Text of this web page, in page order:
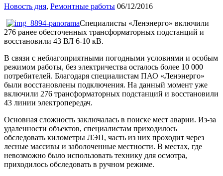
Новость дня, Ремонтные работы 06/12/2016
Специалисты «Ленэнерго» включили
276 ранее обесточенных трансформаторных подстанций и
восстановили 43 ВЛ 6-10 кВ.
В связи с неблагоприятными погодными условиями и особым
режимом работы, без электричества осталось более 10 000
потребителей. Благодаря специалистам ПАО «Ленэнерго»
были восстановлены подключения. На данный момент уже
включили 276 трансформаторных подстанций и восстановили
43 линии электропередач.
Основная сложность заключалась в поиске мест аварии. Из-за
удаленности объектов, специалистам приходилось
обследовать километры ЛЭП, часть из них проходит через
лесные массивы и заболоченные местности. В местах, где
невозможно было использовать технику для осмотра,
приходилось обследовать в ручном режиме.